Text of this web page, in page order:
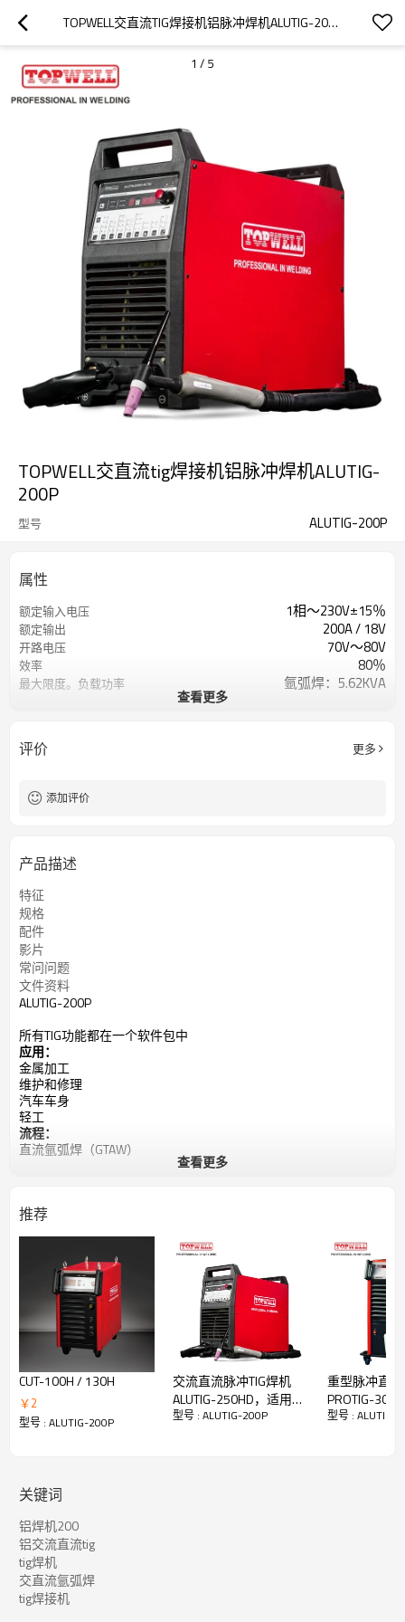
TOPWELL交直流TIG焊接机铝脉冲焊机ALUTIG-200P
1 / 5
TOPWELL交直流tig焊接机铝脉冲焊机ALUTIG-
200P
型号 ALUTIG-200P
属性
额定输入电压 1相〜230V±15％
额定输出 200A / 18V
开路电压 70V〜80V
效率 80％
最大限度。负载功率 氩弧焊：5.62KVA
氩弧焊：5A / 10.2V〜200A / 18V
保修单
方面 540x240x480mm
查看更多
评价 更多
添加评价
产品描述
特征
规格
配件
影片
常问问题
文件资料
ALUTIG-200P
所有TIG功能都在一个软件包中
应用：
金属加工
维护和修理
汽车车身
轻工
流程：
直流氩弧焊（GTAW）
输入电源：230V，1相
40℃（104℉）时的额定输出：
200V at 18V @ 60％占空比
体重：23kg
常规脉冲TIG
查看更多
推荐
CUT-100H / 130H
￥2
型号 : ALUTIG-200P
交流直流脉冲TIG焊机
ALUTIG-250HD，适用于
铝焊机
型号 : ALUTIG-200P
重型脉冲直
PROTIG-
型号 : ALUTIG-
关键词
铝焊机200
铝交流直流tig
tig焊机
交直流氩弧焊
tig焊接机